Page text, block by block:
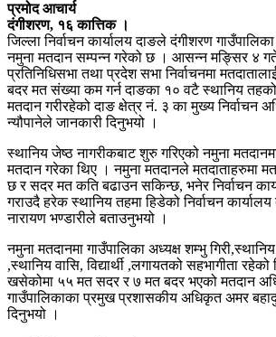
प्रमोद आचार्य
दंगीशरण, १६ कात्तिक ।
जिल्ला निर्वाचन कार्यालय दाङले दंगीशरण
नमुना मतदान सम्पन्न गरेको छ । आसन्न मङ्सिर ४
प्रतिनिधिसभा तथा प्रदेश सभा निर्वाचनमा
बदर मत संख्या कम गर्न दाङका १० वटै स्थानिय
मतदान गरीरहेको दाङ क्षेत्र नं. ३ का मुख्य निर्वाचन
न्यौपानेले जानकारी दिनुभयो ।
स्थानिय जेष्ठ नागरीकबाट शुरु गरिएको नमुना
मतदान गरेका थिए । नमुना मतदानले मतदाताहरुमा
छ र सदर मत कति बढाउन सकिन्छ, भनेर निर्वाचन
गराउदै हरेक स्थानिय तहमा हिडेको निर्वाचन
नारायण भण्डारीले बताउनुभयो ।
नमुना मतदानमा गाउँपालिका अध्यक्ष शम्भु
,स्थानिय वासि, विद्यार्थी ,लगायतको सहभागीता
खसेकोमा ५५ मत सदर र ७ मत बदर भएको मतदान
गाउँपालिकाका प्रमुख प्रशासकीय अधिकृत अमर
दिनुभयो ।